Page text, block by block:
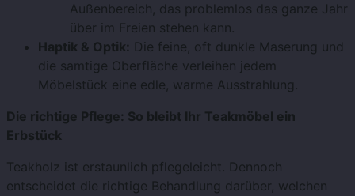
Außenbereich, das problemlos das ganze Jahr
über im Freien stehen kann.
Haptik & Optik: Die feine, oft dunkle Maserung und
die samtige Oberfläche verleihen jedem
Möbelstück eine edle, warme Ausstrahlung.
Die richtige Pflege: So bleibt Ihr Teakmöbel ein
Erbstück
Teakholz ist erstaunlich pflegeleicht. Dennoch
entscheidet die richtige Behandlung darüber, welchen